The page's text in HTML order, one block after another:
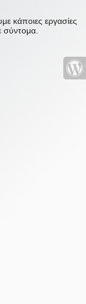
κάποιες εργασίες
σύντομα.